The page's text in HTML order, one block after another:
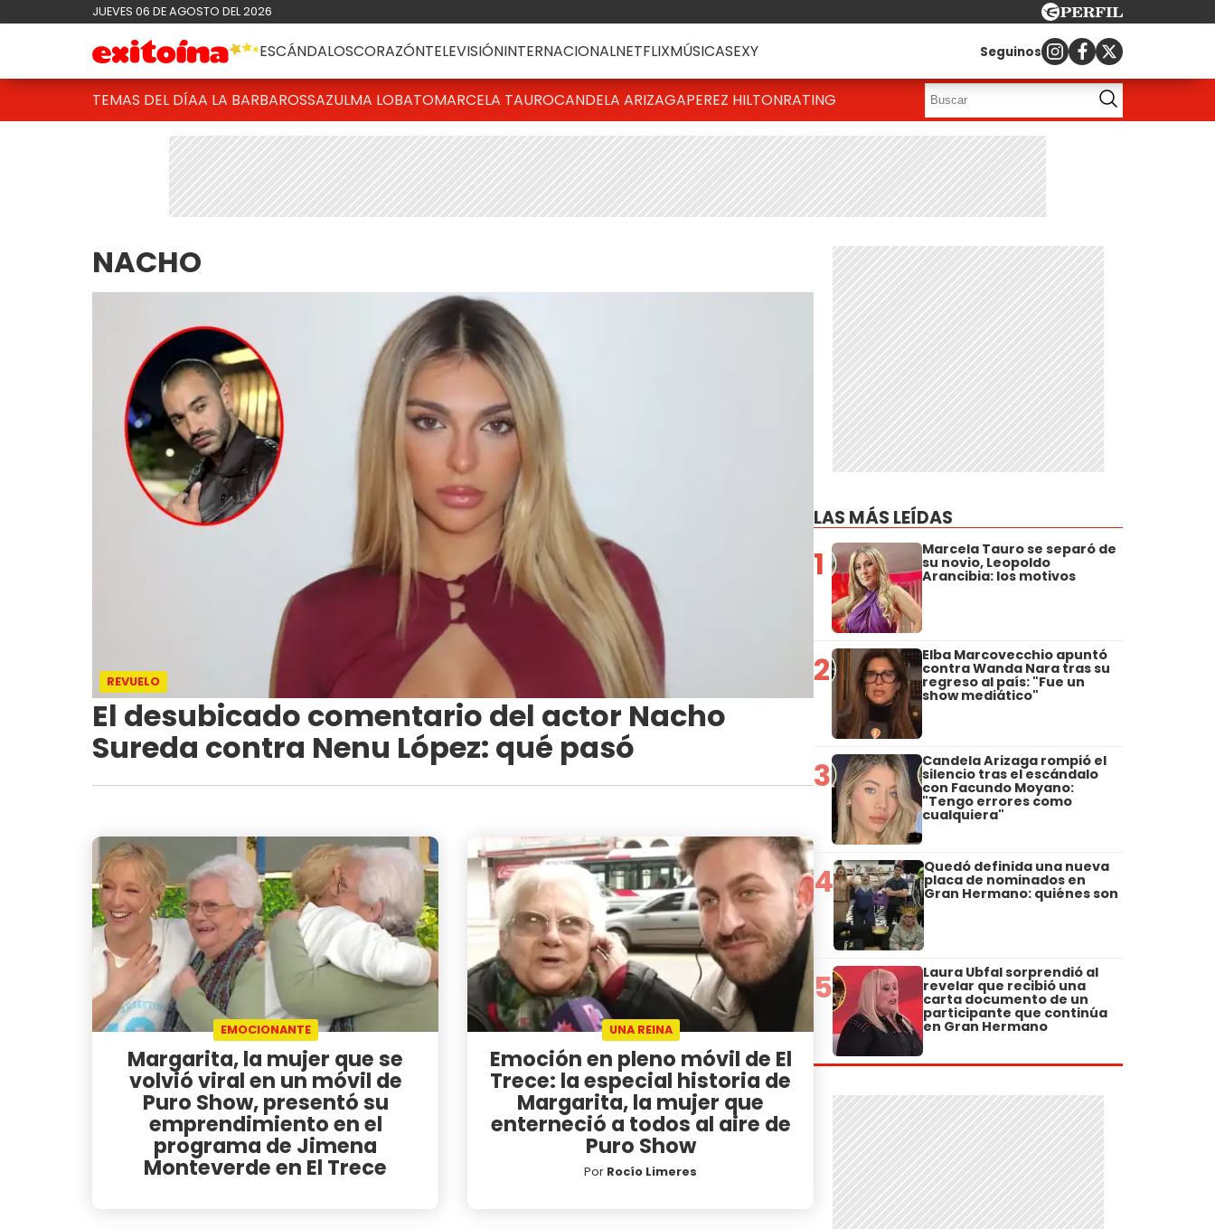
JUEVES 06 DE AGOSTO DEL 2026
ESCÁNDALOSCORAZÓNTELEVISIÓNINTERNACIONALNETFLIXMÚSICASEXY Seguinos
TEMAS DEL DÍAA LA BARBAROSSAZULMA LOBATOMARCELA TAUROCANDELA ARIZAGAPEREZ HILTONRATING
NACHO
REVUELO
El desubicado comentario del actor Nacho
Sureda contra Nenu López: qué pasó
EMOCIONANTE
Margarita, la mujer que se
volvió viral en un móvil de
Puro Show, presentó su
emprendimiento en el
programa de Jimena
Monteverde en El Trece
UNA REINA
Emoción en pleno móvil de El
Trece: la especial historia de
Margarita, la mujer que
enterneció a todos al aire de
Puro Show
Por Rocío Limeres
LAS MÁS LEÍDAS
1 Marcela Tauro se separó de
su novio, Leopoldo
Arancibia: los motivos
2 Elba Marcovecchio apuntó
contra Wanda Nara tras su
regreso al país: "Fue un
show mediático"
3 Candela Arizaga rompió el
silencio tras el escándalo
con Facundo Moyano:
"Tengo errores como
cualquiera"
4 Quedó definida una nueva
placa de nominados en
Gran Hermano: quiénes son
5 Laura Ubfal sorprendió al
revelar que recibió una
carta documento de un
participante que continúa
en Gran Hermano